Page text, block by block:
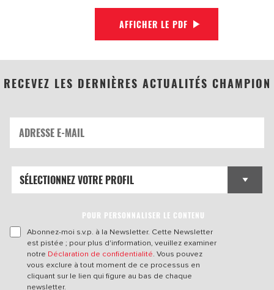
AFFICHER LE PDF
RECEVEZ LES DERNIÈRES ACTUALITÉS CHAMPION
POUR PERSONNALISER LE CONTENU
Abonnez-moi s.v.p. à la Newsletter. Cette Newsletter
est pistée ; pour plus d'information, veuillez examiner
notre Déclaration de confidentialité. Vous pouvez
vous exclure à tout moment de ce processus en
cliquant sur le lien qui figure au bas de chaque
newsletter.